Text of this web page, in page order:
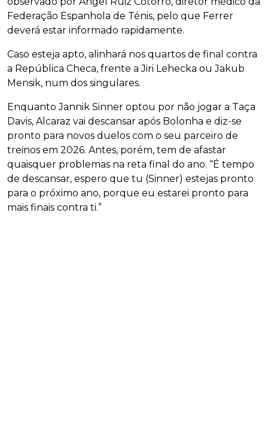
Federação Espanhola de Ténis, pelo que Ferrer
deverá estar informado rapidamente.
Caso esteja apto, alinhará nos quartos de final contra
a República Checa, frente a Jiri Lehecka ou Jakub
Mensik, num dos singulares.
Enquanto Jannik Sinner optou por não jogar a Taça
Davis, Alcaraz vai descansar após Bolonha e diz-se
pronto para novos duelos com o seu parceiro de
treinos em 2026. Antes, porém, tem de afastar
quaisquer problemas na reta final do ano. “É tempo
de descansar, espero que tu (Sinner) estejas pronto
para o próximo ano, porque eu estarei pronto para
mais finais contra ti.”